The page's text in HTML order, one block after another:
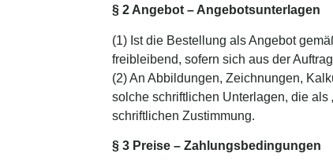
§ 2 Angebot – Angebotsunterlagen
(1) Ist die Bestellung als Angebot
freibleibend, sofern sich aus der
(2) An Abbildungen, Zeichnungen,
solche schriftlichen Unterlagen, die als
schriftlichen Zustimmung.
§ 3 Preise – Zahlungsbedingungen